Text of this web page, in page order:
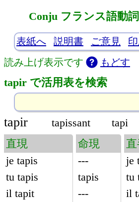
Conju フランス語動
表紙へ 説明書 ご意見
読み上げ表示です
もどす
tapir で活用表を検索
tapir tapissant
tapi
直現
je tapis
tu tapis
il tapit
命現
---
tapis
---
je
tu
il